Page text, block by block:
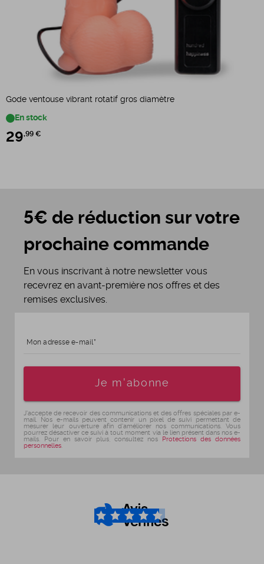
Gode ventouse vibrant rotatif gros diamètre
En stock
29,99 €
5€ de réduction sur votre
prochaine commande
En vous inscrivant à notre newsletter vous
recevrez en avant-première nos offres et des
remises exclusives.
Mon adresse e-mail
Je m'abonne
J'accepte de recevoir des communications et des offres spéciales par e-
mail. Nos e-mails peuvent contenir un pixel de suivi permettant de
mesurer leur ouverture afin d'améliorer nos communications. Vous
pourrez désactiver ce suivi à tout moment via le lien présent dans nos e-
mails. Pour en savoir plus, consultez nos Protections des données
personnelles
4.6/5